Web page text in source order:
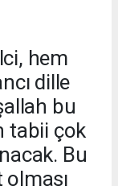
hem
dille
bu
tabii çok
Bu